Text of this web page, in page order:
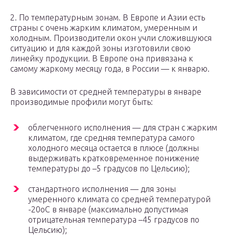
2. По температурным зонам. В Европе и Азии есть
страны с очень жарким климатом, умеренным и
холодным. Производители окон учли сложившуюся
ситуацию и для каждой зоны изготовили свою
линейку продукции. В Европе она привязана к
самому жаркому месяцу года, в России — к январю.
В зависимости от средней температуры в январе
производимые профили могут быть:
облегченного исполнения — для стран с жарким
климатом, где средняя температура самого
холодного месяца остается в плюсе (должны
выдерживать кратковременное понижение
температуры до –5 градусов по Цельсию);
стандартного исполнения — для зоны
умеренного климата со средней температурой
-20oС в январе (максимально допустимая
отрицательная температура –45 градусов по
Цельсию);